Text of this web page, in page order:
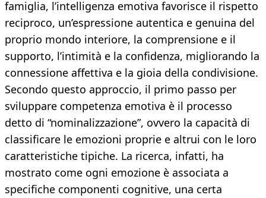
famiglia, l’intelligenza emotiva favorisce il rispetto
reciproco, un’espressione autentica e genuina del
proprio mondo interiore, la comprensione e il
supporto, l’intimità e la confidenza, migliorando la
connessione affettiva e la gioia della condivisione.
Secondo questo approccio, il primo passo per
sviluppare competenza emotiva è il processo
detto di “nominalizzazione”, ovvero la capacità di
classificare le emozioni proprie e altrui con le loro
caratteristiche tipiche. La ricerca, infatti, ha
mostrato come ogni emozione è associata a
specifiche componenti cognitive, una certa